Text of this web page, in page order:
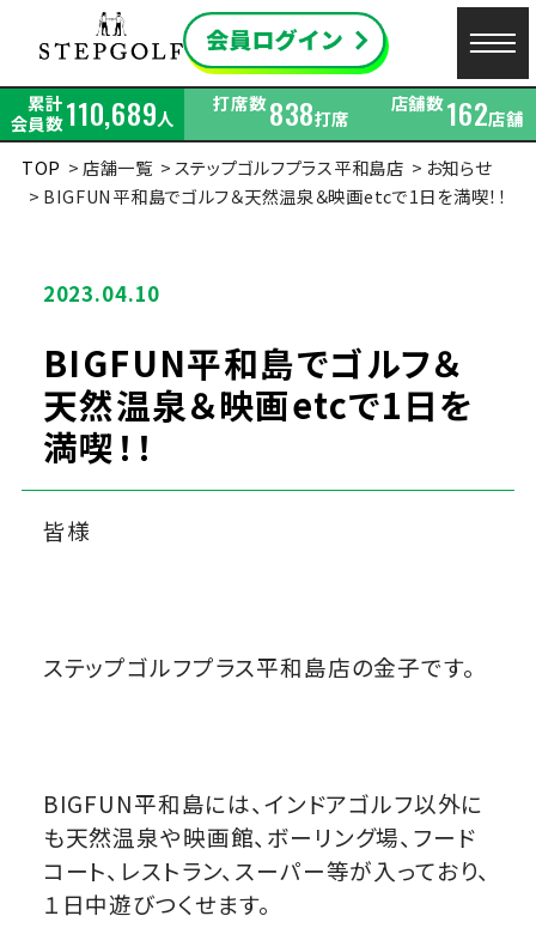
累計
会員数110,689人
打席数838打席
店舗数162店舗
TOP
店舗一覧 ステップゴルフプラス平和島店
お知らせ
BIGFUN平和島でゴルフ＆天然温泉＆映画etcで1日を満喫！！
2023.04.10
BIGFUN平和島でゴルフ＆
天然温泉＆映画etcで1日を
満喫！！
皆様
ステップゴルフプラス平和島店の金子です。
BIGFUN平和島には、インドアゴルフ以外に
も天然温泉や映画館、ボーリング場、フード
コート、レストラン、スーパー等が入っており、
１日中遊びつくせます。